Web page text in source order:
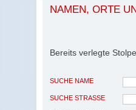
NAMEN, ORTE
Bereits verlegte
SUCHE NAME
SUCHE STRASSE